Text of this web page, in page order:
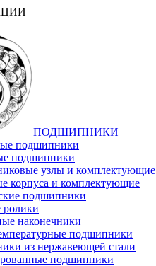
ПОДШИПНИКИ
подшипники
подшипники
узлы и комплектующие
корпуса и комплектующие
подшипники
наконечники
подшипники
из нержавеющей стали
подшипники